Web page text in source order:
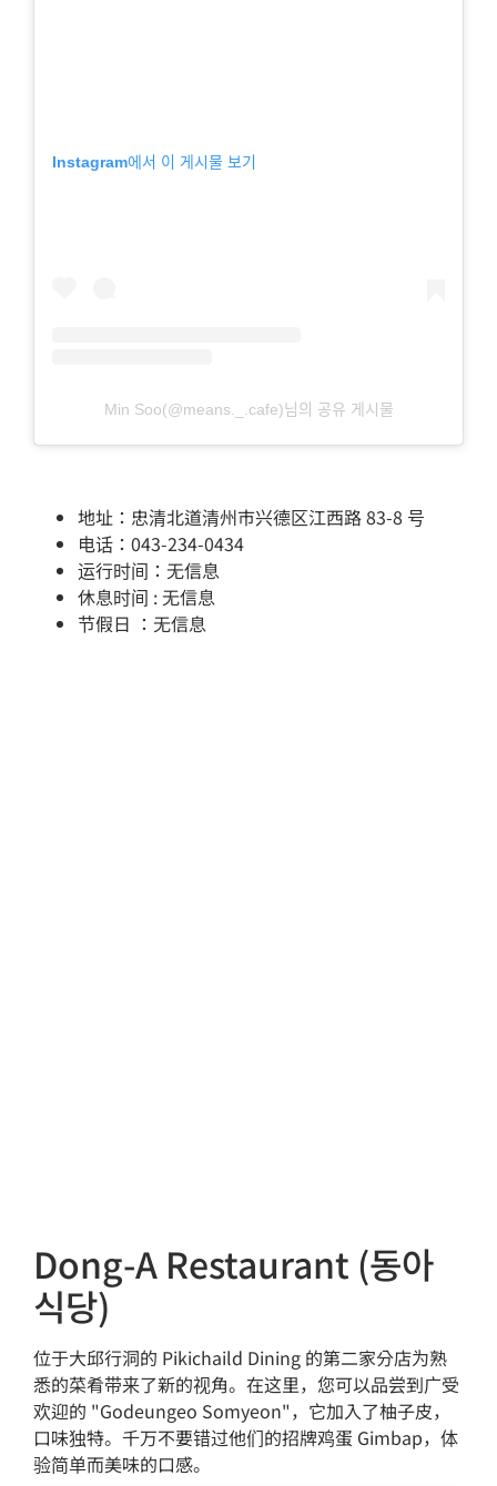
Instagram에서 이 게시물 보기
Min Soo(@means._.cafe)님의 공유 게시물
地址：忠清北道清州市兴德区江西路 83-8 号
电话：043-234-0434
运行时间：无信息
休息时间 : 无信息
节假日 ：无信息
Dong-A Restaurant (동아
식당)
位于大邱行洞的 Pikichaild Dining 的第二家分店为熟
悉的菜肴带来了新的视角。在这里，您可以品尝到广受
欢迎的 "Godeungeo Somyeon"，它加入了柚子皮，
口味独特。千万不要错过他们的招牌鸡蛋 Gimbap，体
验简单而美味的口感。